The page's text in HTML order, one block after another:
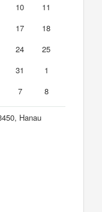
10
11
17
18
24
25
31
1
7 8
Hanau